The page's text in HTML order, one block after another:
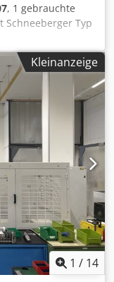
, 1 gebrauchte
Schneeberger Typ
: FANUC 160i
Nummer : 1,
-
mm Y-Achse
+150°/
Schwenkwinkel +/-
bis 250 mm
26 kW
1,6
Auflösung
mm Gewicht
Klemm Zylinder
3 bis
Irrtümer
Kleinanzeige
1 / 14